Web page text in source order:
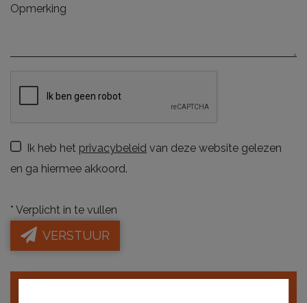
Ik heb het privacybeleid van deze website gelezen
en ga hiermee akkoord.
* Verplicht in te vullen
VERSTUUR